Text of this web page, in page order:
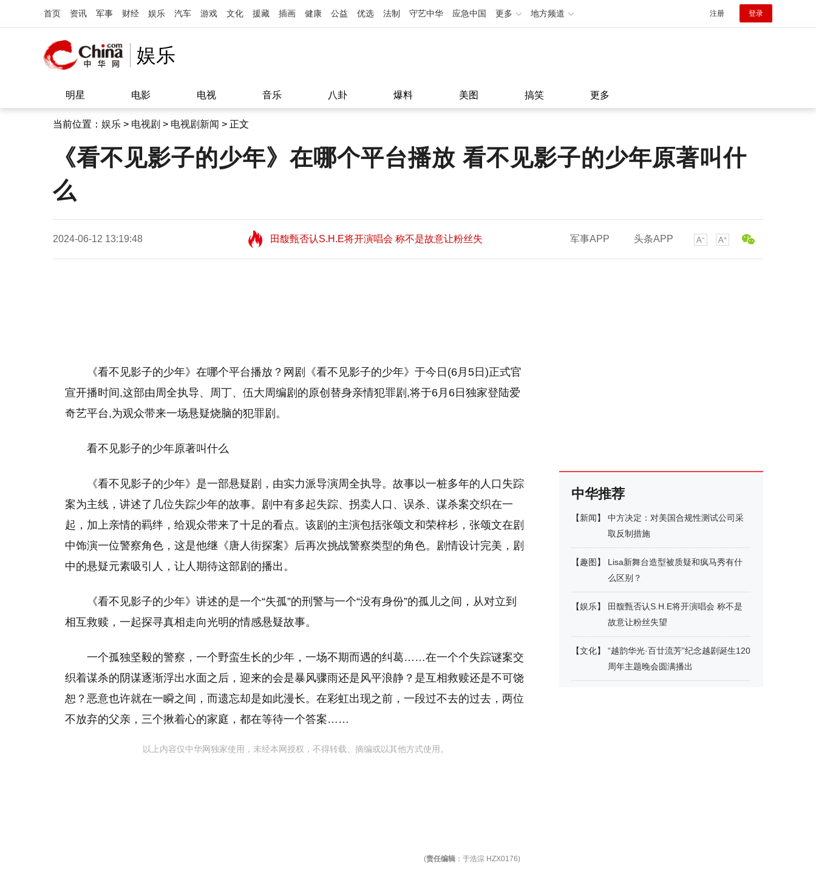
首页 资讯 军事 财经 娱乐 汽车 游戏 文化 援藏 插画 健康 公益 优选 法制 守艺中华 应急中国 更多 地方频道 注册 登录
娱乐
明星 电影 电视 音乐 八卦 爆料 美图 搞笑 更多
当前位置： 娱乐 > 电视剧 > 电视剧新闻 > 正文
《看不见影子的少年》在哪个平台播放 看不见影子的少年原著叫什
么
2024-06-12 13:19:48
田馥甄否认S.H.E将开演唱会 称不是故意让粉丝失
望11:08
田馥甄否认S.H.E将开演唱会 称不是故意让粉丝失
望11:08
军事APP 头条APP
《看不见影子的少年》在哪个平台播放？网剧《看不见影子的少年》于今日(6月5日)正式官
宣开播时间,这部由周全执导、周丁、伍大周编剧的原创替身亲情犯罪剧,将于6月6日独家登陆爱
奇艺平台,为观众带来一场悬疑烧脑的犯罪剧。
看不见影子的少年原著叫什么
《看不见影子的少年》是一部悬疑剧，由实力派导演周全执导。故事以一桩多年的人口失踪
案为主线，讲述了几位失踪少年的故事。剧中有多起失踪、拐卖人口、误杀、谋杀案交织在一
起，加上亲情的羁绊，给观众带来了十足的看点。该剧的主演包括张颂文和荣梓杉，张颂文在剧
中饰演一位警察角色，这是他继《唐人街探案》后再次挑战警察类型的角色。剧情设计完美，剧
中的悬疑元素吸引人，让人期待这部剧的播出。
《看不见影子的少年》讲述的是一个“失孤”的刑警与一个“没有身份”的孤儿之间，从对立到
相互救赎，一起探寻真相走向光明的情感悬疑故事。
一个孤独坚毅的警察，一个野蛮生长的少年，一场不期而遇的纠葛……在一个个失踪谜案交
织着谋杀的阴谋逐渐浮出水面之后，迎来的会是暴风骤雨还是风平浪静？是互相救赎还是不可饶
恕？恶意也许就在一瞬之间，而遗忘却是如此漫长。在彩虹出现之前，一段过不去的过去，两位
不放弃的父亲，三个揪着心的家庭，都在等待一个答案……
以上内容仅中华网独家使用，未经本网授权，不得转载、摘编或以其他方式使用。
(责任编辑 ：于浩淙 HZX0176)
中华推荐
【新闻】
中方决定：对美国合规性测试公司采
取反制措施
【趣图 】
Lisa新舞台造型被质疑和疯马秀有什
么区别？
【娱乐】
田馥甄否认S.H.E将开演唱会 称不是
故意让粉丝失望
【文化】
“越韵华光·百廿流芳”纪念越剧诞生120
周年主题晚会圆满播出